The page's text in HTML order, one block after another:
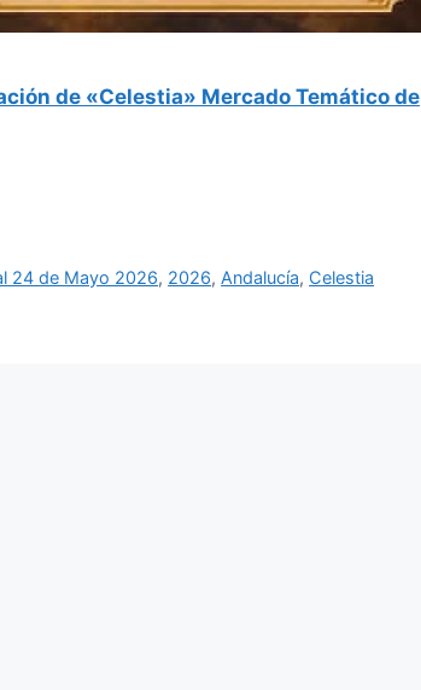
de «Celestia» Mercado Temático de
24 de Mayo 2026, 2026, Andalucía, Celestia